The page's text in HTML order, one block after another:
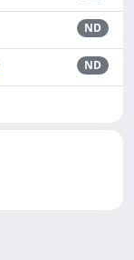
ND
ND